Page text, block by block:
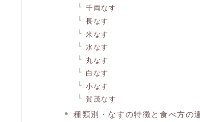
千両なす
長なす
米なす
水なす
丸なす
白なす
小なす
賀茂なす
種類別・なすの特徴と食べ方の